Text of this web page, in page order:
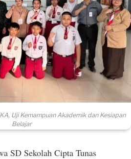
Uji Kemampuan Akademik dan Kesiapan
Belajar
SD Sekolah Cipta Tunas